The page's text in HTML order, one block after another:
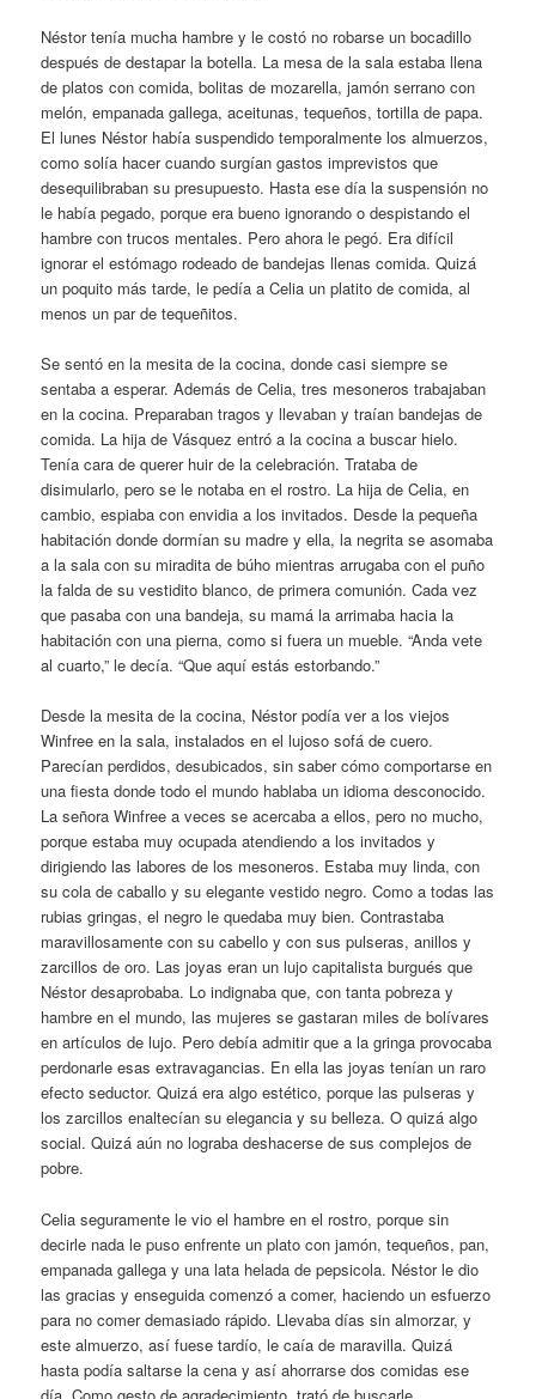
Néstor tenía mucha hambre y le costó no robarse un bocadillo
después de destapar la botella. La mesa de la sala estaba llena
de platos con comida, bolitas de mozarella, jamón serrano con
melón, empanada gallega, aceitunas, tequeños, tortilla de papa.
El lunes Néstor había suspendido temporalmente los almuerzos,
como solía hacer cuando surgían gastos imprevistos que
desequilibraban su presupuesto. Hasta ese día la suspensión no
le había pegado, porque era bueno ignorando o despistando el
hambre con trucos mentales. Pero ahora le pegó. Era difícil
ignorar el estómago rodeado de bandejas llenas comida. Quizá
un poquito más tarde, le pedía a Celia un platito de comida, al
menos un par de tequeñitos.
Se sentó en la mesita de la cocina, donde casi siempre se
sentaba a esperar. Además de Celia, tres mesoneros trabajaban
en la cocina. Preparaban tragos y llevaban y traían bandejas de
comida. La hija de Vásquez entró a la cocina a buscar hielo.
Tenía cara de querer huir de la celebración. Trataba de
disimularlo, pero se le notaba en el rostro. La hija de Celia, en
cambio, espiaba con envidia a los invitados. Desde la pequeña
habitación donde dormían su madre y ella, la negrita se asomaba
a la sala con su miradita de búho mientras arrugaba con el puño
la falda de su vestidito blanco, de primera comunión. Cada vez
que pasaba con una bandeja, su mamá la arrimaba hacia la
habitación con una pierna, como si fuera un mueble. “Anda vete
al cuarto,” le decía. “Que aquí estás estorbando.”
Desde la mesita de la cocina, Néstor podía ver a los viejos
Winfree en la sala, instalados en el lujoso sofá de cuero.
Parecían perdidos, desubicados, sin saber cómo comportarse en
una fiesta donde todo el mundo hablaba un idioma desconocido.
La señora Winfree a veces se acercaba a ellos, pero no mucho,
porque estaba muy ocupada atendiendo a los invitados y
dirigiendo las labores de los mesoneros. Estaba muy linda, con
su cola de caballo y su elegante vestido negro. Como a todas las
rubias gringas, el negro le quedaba muy bien. Contrastaba
maravillosamente con su cabello y con sus pulseras, anillos y
zarcillos de oro. Las joyas eran un lujo capitalista burgués que
Néstor desaprobaba. Lo indignaba que, con tanta pobreza y
hambre en el mundo, las mujeres se gastaran miles de bolívares
en artículos de lujo. Pero debía admitir que a la gringa provocaba
perdonarle esas extravagancias. En ella las joyas tenían un raro
efecto seductor. Quizá era algo estético, porque las pulseras y
los zarcillos enaltecían su elegancia y su belleza. O quizá algo
social. Quizá aún no lograba deshacerse de sus complejos de
pobre.
Celia seguramente le vio el hambre en el rostro, porque sin
decirle nada le puso enfrente un plato con jamón, tequeños, pan,
empanada gallega y una lata helada de pepsicola. Néstor le dio
las gracias y enseguida comenzó a comer, haciendo un esfuerzo
para no comer demasiado rápido. Llevaba días sin almorzar, y
este almuerzo, así fuese tardío, le caía de maravilla. Quizá
hasta podía saltarse la cena y así ahorrarse dos comidas ese
día. Como gesto de agradecimiento, trató de buscarle